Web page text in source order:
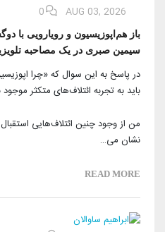
AUG 03, 2026
0
باز هم‌اپوزیسیون‌ و رویارویی با
سیمین صبری در یک مصاحبه
در پاسخ به این سوال که «چرا
باید به تجربه ائتلاف‌های متکثر موجود
من از وجود چنین ائتلاف‌هایی
نشان می‌…
READ MORE